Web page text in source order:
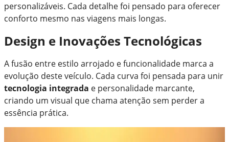
personalizáveis. Cada detalhe foi pensado para oferecer
conforto mesmo nas viagens mais longas.
Design e Inovações Tecnológicas
A fusão entre estilo arrojado e funcionalidade marca a
evolução deste veículo. Cada curva foi pensada para unir
tecnologia integrada e personalidade marcante,
criando um visual que chama atenção sem perder a
essência prática.